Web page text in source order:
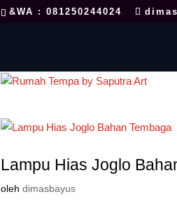
&WA : 081250244024
Lampu Hias Joglo
olehdimasbayus